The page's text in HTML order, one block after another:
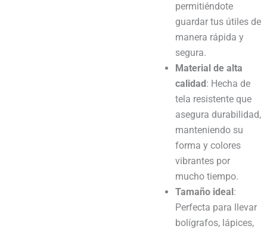
permitiéndote
guardar tus útiles de
manera rápida y
segura.
Material de alta
calidad : Hecha de
tela resistente que
asegura durabilidad,
manteniendo su
forma y colores
vibrantes por
mucho tiempo.
Tamaño ideal :
Perfecta para llevar
bolígrafos, lápices,